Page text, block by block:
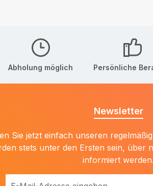
Abholung möglich Persönliche
Newsletter
Sie jetzt einfach unseren
stets unter den Ersten sein, über
informiert werden.
E-